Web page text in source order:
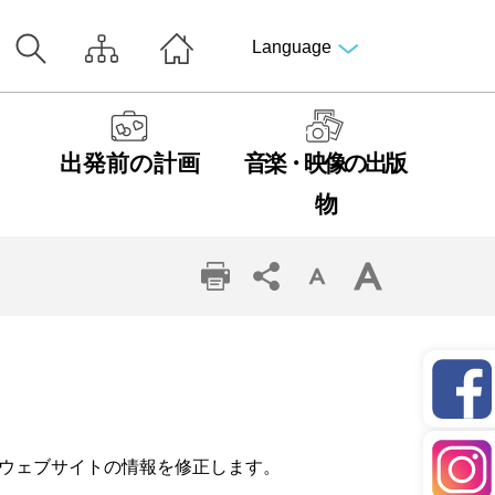
Language
出発前の計画
音楽・映像の出版
物
ブサイトの情報を修正します。